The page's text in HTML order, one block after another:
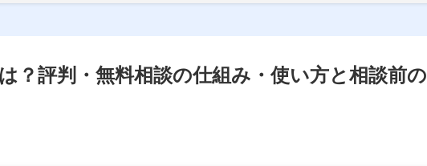
？評判・無料相談の仕組み・使い方と相談前の